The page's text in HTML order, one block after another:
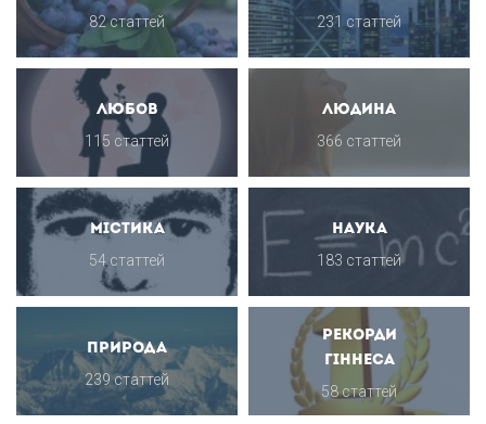
82 статтей 231 статтей
Любов
115 статтей
Людина
366 статтей
Містика
54 статтей
Наука
183 статтей
Природа
239 статтей
Рекорди
Гіннеса
58 статтей